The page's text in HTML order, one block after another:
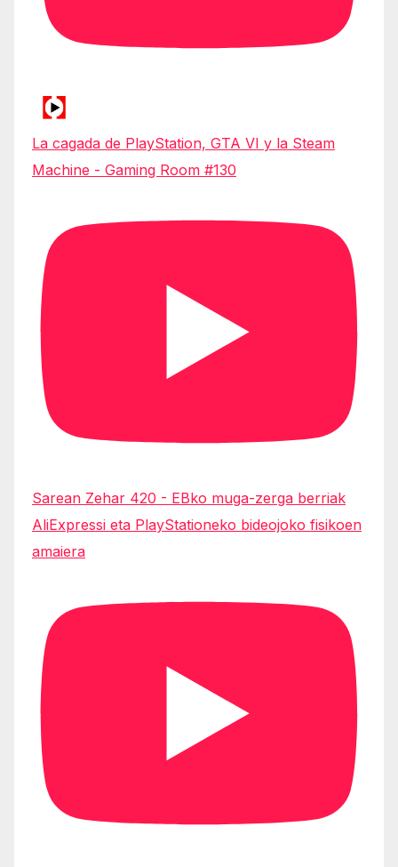
La cagada de PlayStation, GTA VI y la Steam
Machine - Gaming Room #130
Sarean Zehar 420 - EBko muga-zerga berriak
AliExpressi eta PlayStationeko bideojoko fisikoen
amaiera